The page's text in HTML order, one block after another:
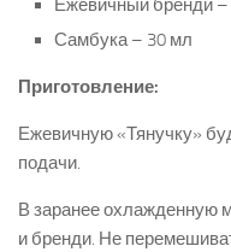
Ежевичный бренди
Самбука – 30 мл
Приготовление:
Ежевичную «Тянучку»
подачи.
В заранее охлажденную
и бренди. Не